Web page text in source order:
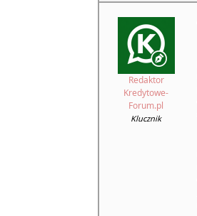
Redaktor
Kredytowe-
Forum.pl
Klucznik